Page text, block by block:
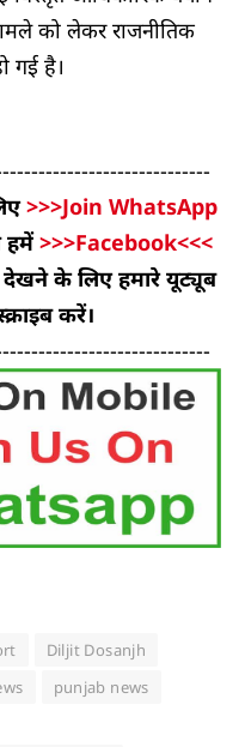
को लेकर राजनीतिक
गई है।
>>>Join WhatsApp
हमें>>>Facebook<<<
के लिए हमारे यूट्यूब
करें।
Diljit Dosanjh
punjab news